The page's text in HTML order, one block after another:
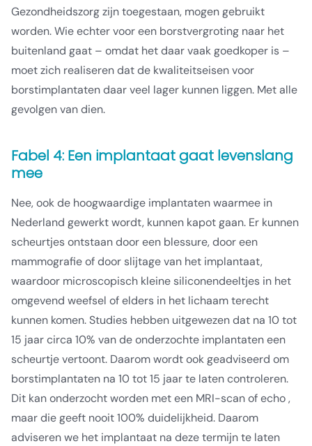
Gezondheidszorg zijn toegestaan, mogen gebruikt
worden. Wie echter voor een borstvergroting naar het
buitenland gaat – omdat het daar vaak goedkoper is –
moet zich realiseren dat de kwaliteitseisen voor
borstimplantaten daar veel lager kunnen liggen. Met alle
gevolgen van dien.
Fabel 4: Een implantaat gaat levenslang
mee
Nee, ook de hoogwaardige implantaten waarmee in
Nederland gewerkt wordt, kunnen kapot gaan. Er kunnen
scheurtjes ontstaan door een blessure, door een
mammografie of door slijtage van het implantaat,
waardoor microscopisch kleine siliconendeeltjes in het
omgevend weefsel of elders in het lichaam terecht
kunnen komen. Studies hebben uitgewezen dat na 10 tot
15 jaar circa 10% van de onderzochte implantaten een
scheurtje vertoont. Daarom wordt ook geadviseerd om
borstimplantaten na 10 tot 15 jaar te laten controleren.
Dit kan onderzocht worden met een MRI-scan of echo ,
maar die geeft nooit 100% duidelijkheid. Daarom
adviseren we het implantaat na deze termijn te laten